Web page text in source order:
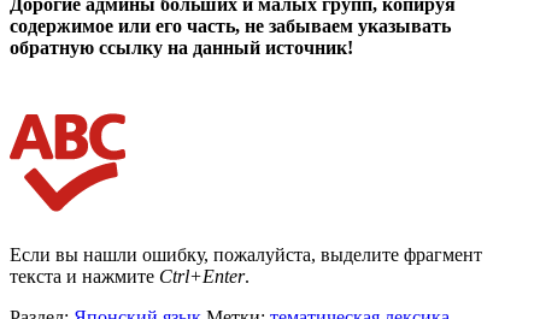
содержимое или его часть, не забываем указывать
обратную ссылку на данный источник!
Если вы нашли ошибку, пожалуйста, выделите фрагмент
текста и нажмите Ctrl+Enter.